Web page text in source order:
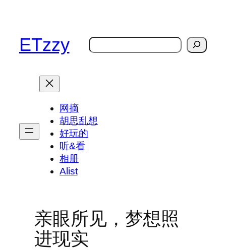
ETzzy
搜
网摘
胡思乱想
好玩的
听&看
相册
Alist
亲眼所见，梦想照
进现实